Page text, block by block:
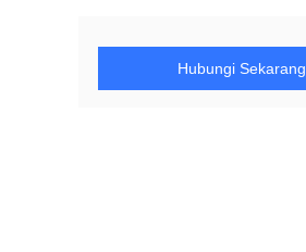
Hubungi Sekarang